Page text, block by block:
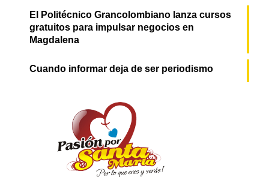
El Politécnico Grancolombiano lanza cursos
gratuitos para impulsar negocios en
Magdalena
Cuando informar deja de ser periodismo